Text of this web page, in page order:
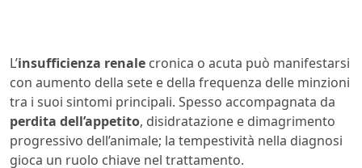
L’insufficienza renale cronica o acuta può manifestarsi
con aumento della sete e della frequenza delle minzioni
tra i suoi sintomi principali. Spesso accompagnata da
perdita dell’appetito, disidratazione e dimagrimento
progressivo dell’animale; la tempestività nella diagnosi
gioca un ruolo chiave nel trattamento.